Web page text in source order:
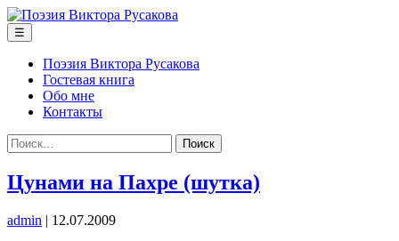
Перейти
к
содержимому
☰
Поэзия Виктора Русакова
Гостевая книга
Обо мне
Контакты
Найти:
Цунами на Пахре (шутка)
admin | 12.07.2009